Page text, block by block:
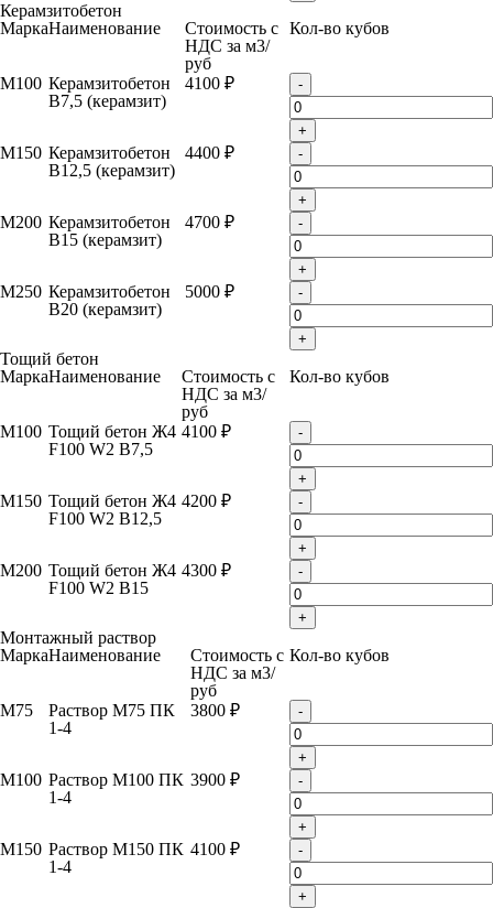
Керамзитобетон
МаркаНаименование
Стоимость с
НДС за м3/
руб
Кол-во кубов
М100 Керамзитобетон
B7,5 (керамзит)
4100 ₽ -
+
М150 Керамзитобетон
B12,5 (керамзит)
4400 ₽ -
+
М200 Керамзитобетон
B15 (керамзит)
4700 ₽ -
+
М250 Керамзитобетон
B20 (керамзит)
5000 ₽ -
+
Тощий бетон
МаркаНаименование
Стоимость с
НДС за м3/
руб
Кол-во кубов
М100 Тощий бетон Ж4
F100 W2 B7,5
4100 ₽ -
+
М150 Тощий бетон Ж4
F100 W2 B12,5
4200 ₽ -
+
М200 Тощий бетон Ж4
F100 W2 B15
4300 ₽ -
+
Монтажный раствор
МаркаНаименование
Стоимость с
НДС за м3/
руб
Кол-во кубов
М75
Раствор М75 ПК
1-4
3800 ₽ -
+
М100 Раствор М100 ПК
1-4
3900 ₽ -
+
М150 Раствор М150 ПК
1-4
4100 ₽ -
+